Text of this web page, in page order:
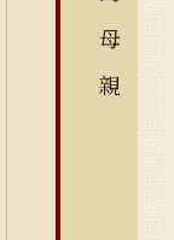
母
親